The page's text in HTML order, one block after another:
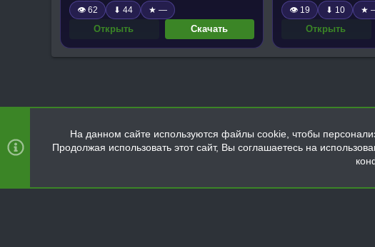
👁 62 ⬇ 44 ★ —
Открыть Скачать
👁 19 ⬇ 10 ★
Открыть
На данном сайте используются файлы cookie, чтобы
Продолжая использовать этот сайт, Вы соглашаетесь на